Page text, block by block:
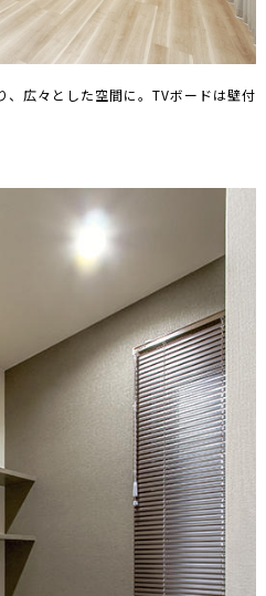
、広々とした空間に。TVボードは壁付